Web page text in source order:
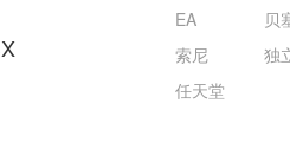
EA
索尼
任天堂
贝
独